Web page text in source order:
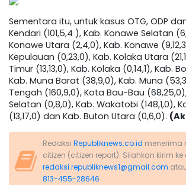
Sementara itu, untuk kasus OTG, ODP
Kendari (101,5,4 ), Kab. Konawe Selatan
Konawe Utara (2,4,0), Kab. Konawe
Kepulauan (0,23,0), Kab. Kolaka Utara
Timur (13,13,0), Kab. Kolaka (0,14,1), Kab.
Kab. Muna Barat (38,9,0), Kab. Muna
Tengah (160,9,0), Kota Bau-Bau
Selatan (0,8,0), Kab. Wakatobi (148,1,0),
(13,17,0) dan Kab. Buton Utara (0,6,0).
Redaksi Republiknews.co.id menerima
citizen (citizen report). Silahkan kirim ke
redaksi.republiknews1@gmail.com
813-455-28646